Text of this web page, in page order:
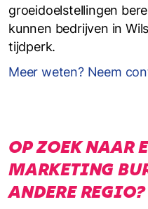
groeidoelstellingen
kunnen bedrijven in
tijdperk.
Meer weten? Neem
OP ZOEK NAAR
MARKETING
ANDERE REGIO?